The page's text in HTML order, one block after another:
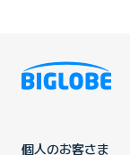
個人のお客さま